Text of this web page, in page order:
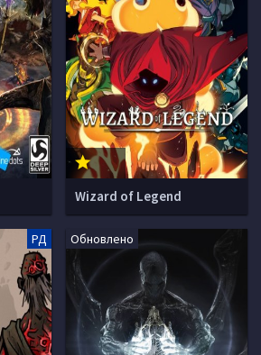
Wizard of Legend
РД Обновлено